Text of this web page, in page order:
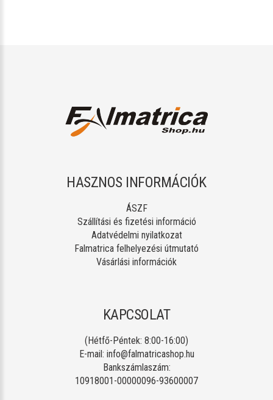
HASZNOS INFORMÁCIÓK
ÁSZF
Szállítási és fizetési információ
Adatvédelmi nyilatkozat
Falmatrica felhelyezési útmutató
Vásárlási információk
KAPCSOLAT
(Hétfő-Péntek: 8:00-16:00)
E-mail: info@falmatricashop.hu
Bankszámlaszám:
10918001-00000096-93600007